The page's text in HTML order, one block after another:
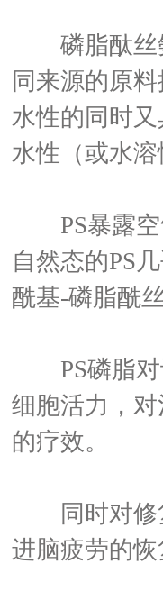
磷脂酞丝氨
同来源的原
水性的同时
水性（或水
PS暴露空
自然态的PS
酰基-磷脂酰
PS磷脂对
细胞活力，
的疗效。
同时对修复
进脑疲劳的